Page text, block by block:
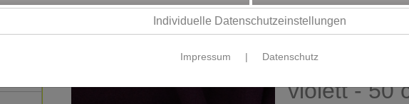
STOFFE Strickstoffe
Strickstoff -
violett - 50
Individuelle Datenschutzeinstellungen
Impressum | Datenschutz